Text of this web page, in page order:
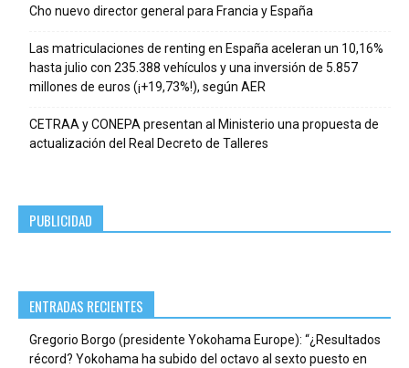
Cho nuevo director general para Francia y España
Las matriculaciones de renting en España aceleran un 10,16%
hasta julio con 235.388 vehículos y una inversión de 5.857
millones de euros (¡+19,73%!), según AER
CETRAA y CONEPA presentan al Ministerio una propuesta de
actualización del Real Decreto de Talleres
PUBLICIDAD
ENTRADAS RECIENTES
Gregorio Borgo (presidente Yokohama Europe): “¿Resultados
récord? Yokohama ha subido del octavo al sexto puesto en